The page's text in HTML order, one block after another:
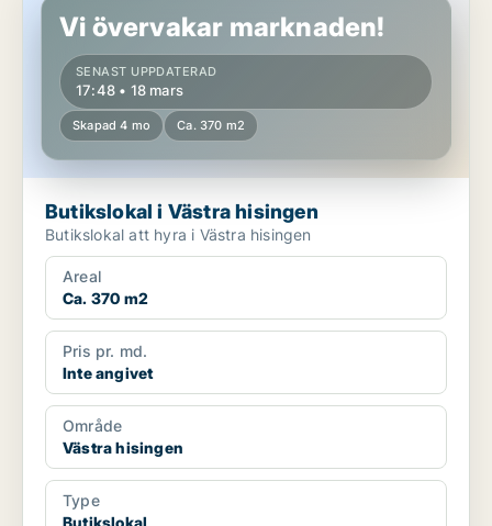
Vi övervakar marknaden!
SENAST UPPDATERAD
17:48 • 18 mars
Skapad 4 mo Ca. 370 m2
Butikslokal i Västra hisingen
Butikslokal att hyra i Västra hisingen
Areal
Ca. 370 m2
Pris pr. md.
Inte angivet
Område
Västra hisingen
Type